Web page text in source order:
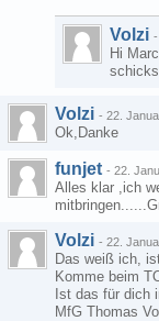
Volzi -
Hi
Volzi - 22.
Ok,Danke
funjet - 22.
Alles klar ,ich
Volzi - 22.
Das weiß ich,
Komme beim
Ist das für dich
MfG Thomas